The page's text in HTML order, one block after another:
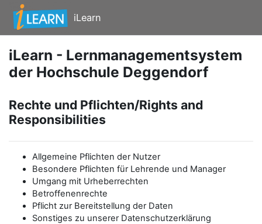
Zum Hauptinhalt
iLearn
iLearn - Lernmanagementsystem
der Hochschule Deggendorf
Rechte und Pflichten/Rights and
Responsibilities
Allgemeine Pflichten der Nutzer
Besondere Pflichten für Lehrende und Manager
Umgang mit Urheberrechten
Betroffenenrechte
Pflicht zur Bereitstellung der Daten
Sonstiges zu unserer Datenschutzerklärung